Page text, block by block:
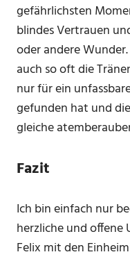
gefährlichsten
blindes Vertrauen
oder andere
auch so oft die
nur für ein
gefunden hat und
gleiche
Fazit
Ich bin einfach nur
herzliche und offene
Felix mit den